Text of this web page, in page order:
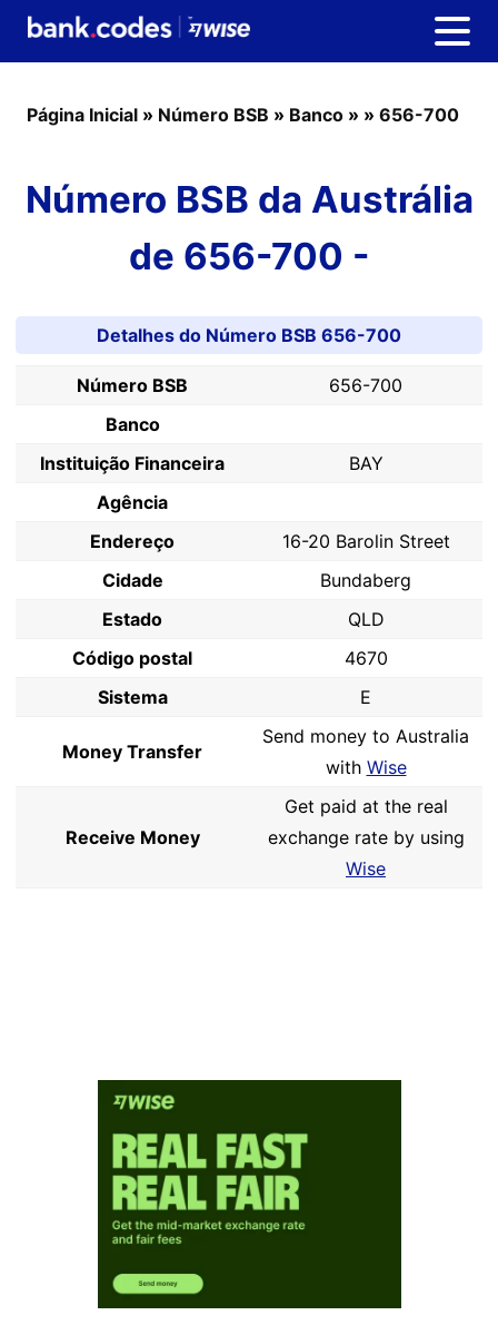
Página Inicial » Número BSB » Banco » » 656-700
Número BSB da Austrália
de 656-700 -
Detalhes do Número BSB 656-700
Número BSB
656-700
Banco
Instituição Financeira
BAY
Agência
Endereço
16-20 Barolin Street
Cidade
Bundaberg
Estado
QLD
Código postal
4670
Sistema
E
Money Transfer
Send money to Australia
with Wise
Receive Money
Get paid at the real
exchange rate by using
Wise